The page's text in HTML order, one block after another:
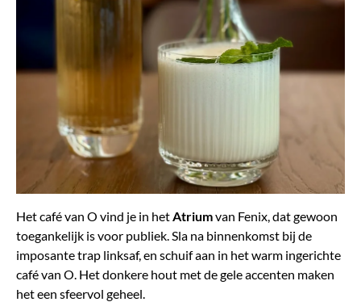
Het café van O vind je in het Atriumvan Fenix, dat gewoon
toegankelijk is voor publiek. Sla na binnenkomst bij de
imposante trap linksaf, en schuif aan in het warm ingerichte
café van O. Het donkere hout met de gele accenten maken
het een sfeervol geheel.